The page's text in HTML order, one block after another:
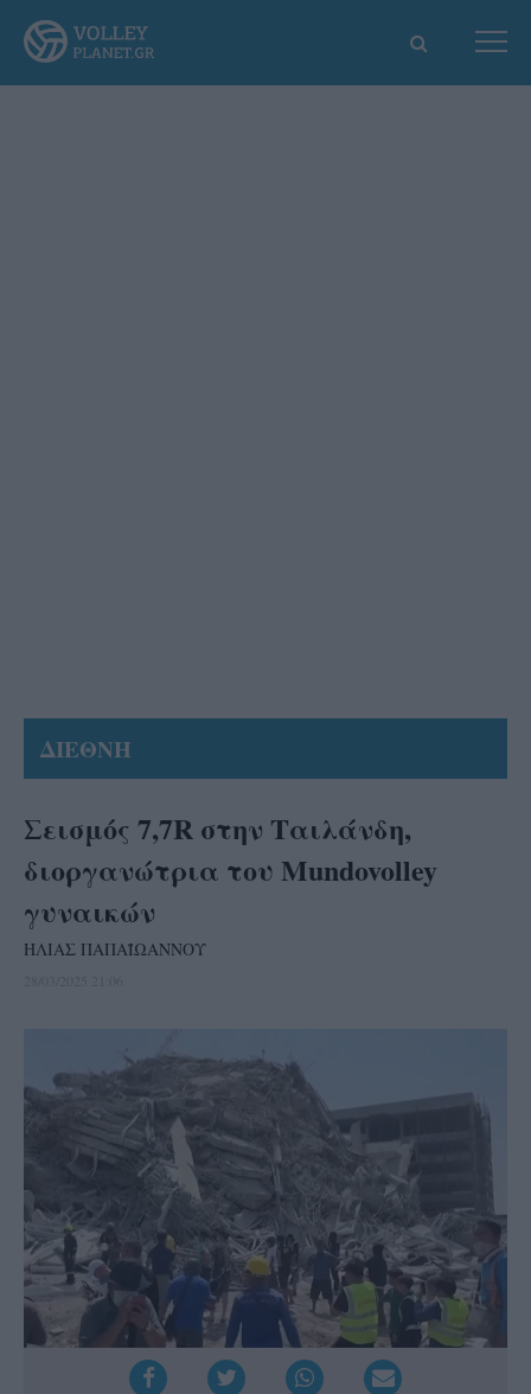
ΔΙΕΘΝΗ
Σεισμός 7,7R στην Ταιλάνδη,
διοργανώτρια του Mundovolley
γυναικών
ΗΛΙΑΣ ΠΑΠΑΪΩΑΝΝΟΥ